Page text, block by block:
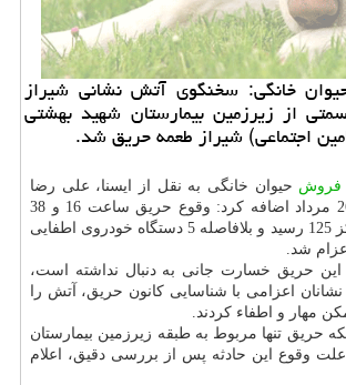
خانگی: سخنگوی آتش نشانی شیراز
از زیرزمین بیمارستان شهید بهشتی
اجتماعی) شیراز طعمه حریق شد.
فروش حیوان خانگی به نقل از ایسنا، علی رضا
عدلو، عصر شنبه 26 مرداد اضافه كرد: وقوع حریق ساعت 16 و 38
دقیقه به اطلاع مركز 125 رسید و بلافاصله 5 دستگاه خودروی اطفایی
شد.
این حریق خسارت جانی به دنبال نداشته است،
نشانان اعزامی با شناسایی كانون حریق، آتش را
مهار و اطفاء كردند.
حریق تنها مربوط به طبقه زیرزمین بیمارستان
وقوع این حادثه پس از بررسی دقیق، اعلام